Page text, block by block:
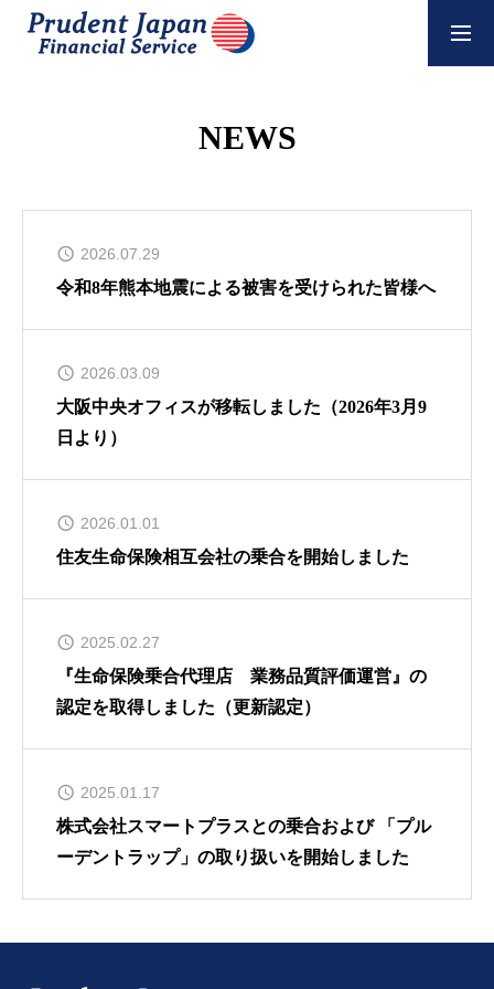
SERVICE
POLICY
NEWS
2026.07.29
令和8年熊本地震による被害を受けられた皆様へ
2026.03.09
大阪中央オフィスが移転しました（2026年3月9
日より）
2026.01.01
住友生命保険相互会社の乗合を開始しました
2025.02.27
『生命保険乗合代理店 業務品質評価運営』の
認定を取得しました（更新認定）
2025.01.17
株式会社スマートプラスとの乗合および 「プル
ーデントラップ」の取り扱いを開始しました